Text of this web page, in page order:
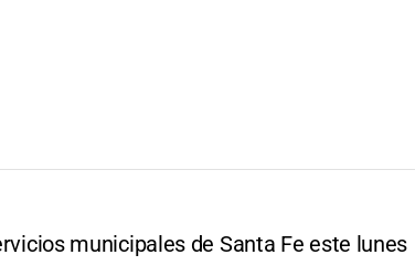
municipales de Santa Fe este lunes